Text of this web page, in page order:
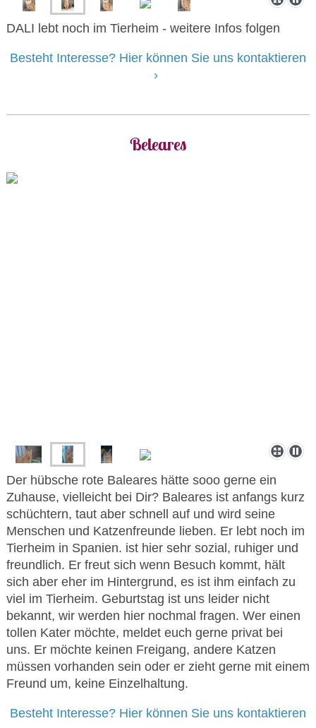
DALI lebt noch im Tierheim - weitere Infos folgen
Besteht Interesse? Hier können Sie uns kontaktieren
Beleares
Der hübsche rote Baleares hätte sooo gerne ein
Zuhause, vielleicht bei Dir? Baleares ist anfangs kurz
schüchtern, taut aber schnell auf und wird seine
Menschen und Katzenfreunde lieben. Er lebt noch im
Tierheim in Spanien. ist hier sehr sozial, ruhiger und
freundlich. Er freut sich wenn Besuch kommt, hält
sich aber eher im Hintergrund, es ist ihm einfach zu
viel im Tierheim. Geburtstag ist uns leider nicht
bekannt, wir werden hier nochmal fragen. Wer einen
tollen Kater möchte, meldet euch gerne privat bei
uns. Er möchte keinen Freigang, andere Katzen
müssen vorhanden sein oder er zieht gerne mit einem
Freund um, keine Einzelhaltung.
Besteht Interesse? Hier können Sie uns kontaktieren